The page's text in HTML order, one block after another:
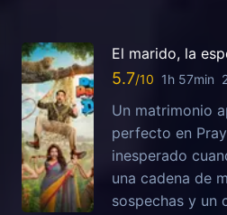
El marido, la
5.7 1h 57min
Un matrimonio
perfecto en
inesperado
una cadena de
sospechas y un